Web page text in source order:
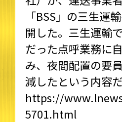
「BSS」の三生運
開した。三生運輸
だった点呼業務に
み、夜間配置の要
減したという内容だ
https://
5701.html